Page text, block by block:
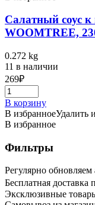
Салатный соус
WOOMTREE,
0.272 kg
11 в наличии
269₽
В корзину
В избранноеУдалить
В избранное
Фильтры
Регулярно обновляем
Бесплатная доставка
Эксклюзивные